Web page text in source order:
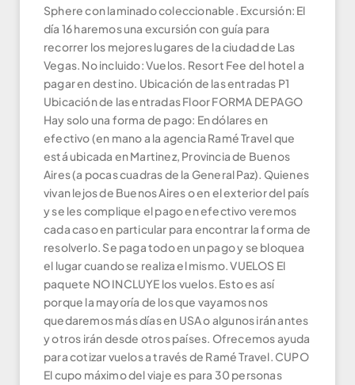
Sphere con laminado coleccionable. Excursión: El
día 16 haremos una excursión con guía para
recorrer los mejores lugares de la ciudad de Las
Vegas. No incluido: Vuelos. Resort Fee del hotel a
pagar en destino. Ubicación de las entradas P1
Ubicación de las entradas Floor FORMA DE PAGO
Hay solo una forma de pago: En dólares en
efectivo (en mano a la agencia Ramé Travel que
está ubicada en Martinez, Provincia de Buenos
Aires (a pocas cuadras de la General Paz). Quienes
vivan lejos de Buenos Aires o en el exterior del país
y se les complique el pago en efectivo veremos
cada caso en particular para encontrar la forma de
resolverlo. Se paga todo en un pago y se bloquea
el lugar cuando se realiza el mismo. VUELOS El
paquete NO INCLUYE los vuelos. Esto es así
porque la mayoría de los que vayamos nos
quedaremos más días en USA o algunos irán antes
y otros irán desde otros países. Ofrecemos ayuda
para cotizar vuelos a través de Ramé Travel. CUPO
El cupo máximo del viaje es para 30 personas